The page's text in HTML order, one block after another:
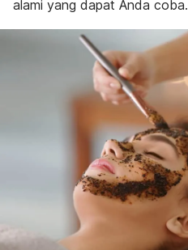
alami yang dapat Anda coba.